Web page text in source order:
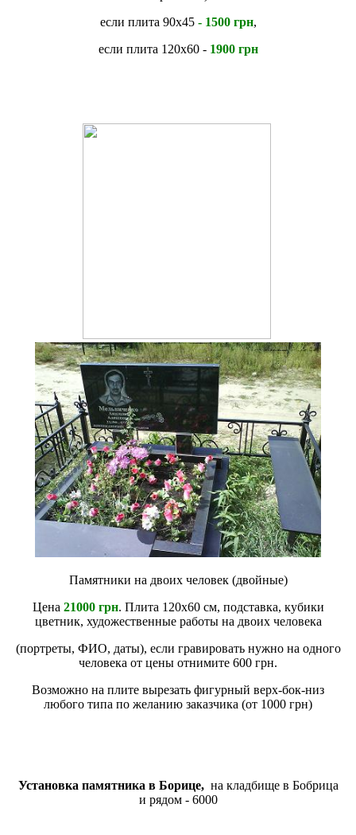
если плита 90х45- 1500 грн,
если плита 120х60 - 1900 грн
Памятники на двоих человек (двойные)
Цена 21000 грн. Плита 120х60 см, подставка, кубики
цветник, художественные работы на двоих человека
(портреты, ФИО, даты), если гравировать нужно на одного
человека от цены отнимите 600 грн.
Возможно на плите вырезать фигурный верх-бок-низ
любого типа по желанию заказчика (от 1000 грн)
Установка памятника в Борице, на кладбище в Бобрица
и рядом - 6000